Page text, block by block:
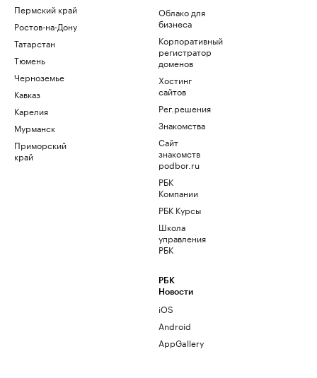
Пермский край
Ростов-на-Дону
Татарстан
Тюмень
Черноземье
Кавказ
Карелия
Мурманск
Приморский
край
Облако для
бизнеса
Корпоративный
регистратор
доменов
Хостинг
сайтов
Рег.решения
Знакомства
Сайт
знакомств
podbor.ru
РБК
Компании
РБК Курсы
Школа
управления
РБК
РБК
Новости
iOS
Android
AppGallery